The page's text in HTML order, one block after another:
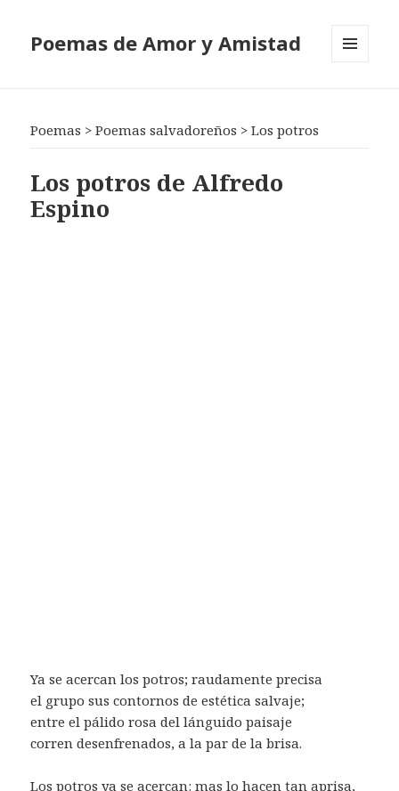
Poemas de Amor y Amistad
Poemas >Poemas salvadoreños >Los potros
Los potros de Alfredo
Espino
Ya se acercan los potros; raudamente precisa
el grupo sus contornos de estética salvaje;
entre el pálido rosa del lánguido paisaje
corren desenfrenados, a la par de la brisa.
Los potros ya se acercan: mas lo hacen tan aprisa,